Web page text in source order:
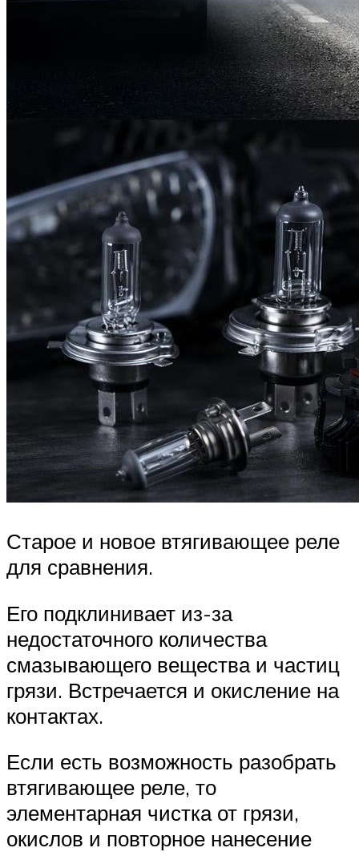
Старое и новое втягивающее реле
для сравнения.
Его подклинивает из-за
недостаточного количества
смазывающего вещества и частиц
грязи. Встречается и окисление на
контактах.
Если есть возможность разобрать
втягивающее реле, то
элементарная чистка от грязи,
окислов и повторное нанесение